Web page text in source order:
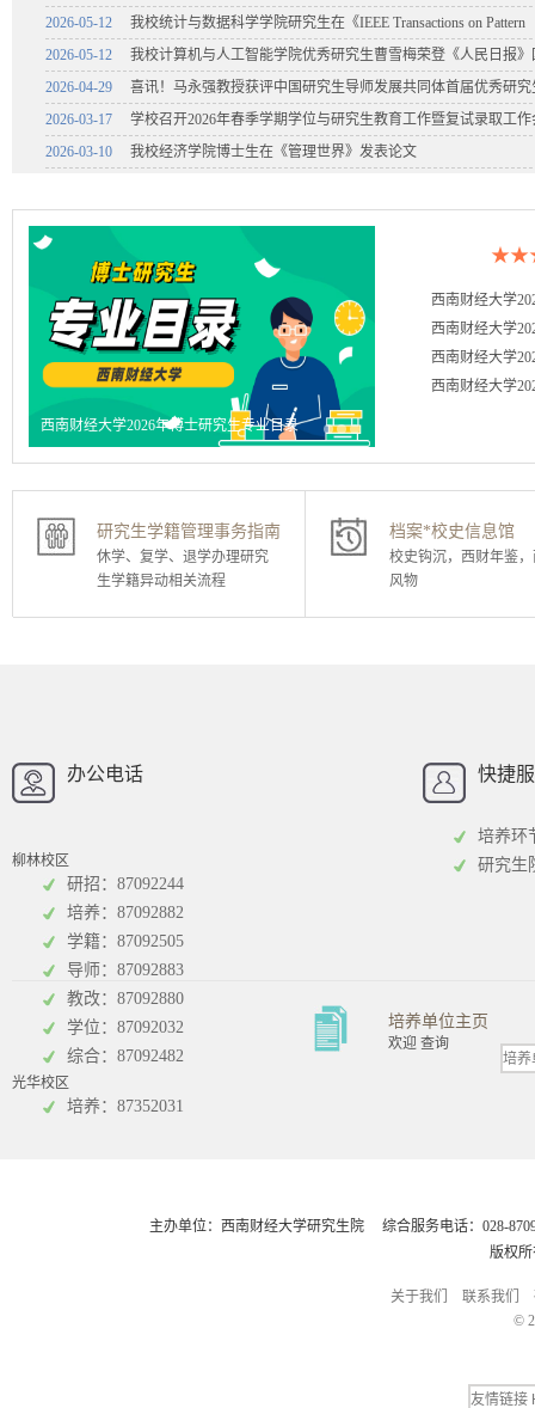
用》教学观摩研讨活动
2026-05-12
我校统计与数据科学学院研究生在《IEEE Transactions on Pattern
Analysis and Machine Intel...
2026-05-12
我校计算机与人工智能学院优秀研究生曹雪梅荣登《人民日报》
家奖学金名录
2026-04-29
喜讯！马永强教授获评中国研究生导师发展共同体首届优秀研究
导师
2026-03-17
学校召开2026年春季学期学位与研究生教育工作暨复试录取工作
2026-03-10
我校经济学院博士生在《管理世界》发表论文
西南财经大学2026年博士研究生专业目录
西南财经大学
西南财经大学
西南财经大学
西南财经大学
研究生学籍管理事务指南
休学、复学、退学办理研究
生学籍异动相关流程
档案*校史信息馆
校史钩沉，西财年鉴
风物
招办
工商管理学院
办公电话
柳林校区
研招：87092244
培养：87092882
学籍：87092505
导师：87092883
教改：87092880
学位：87092032
综合：87092482
光华校区
培养：87352031
快捷
培养环
研究生
培养单位主页
欢迎 查询
主办单位：西南财经大学研究生院 综合服务电话：028-
版权
关于我们 联系我们
©